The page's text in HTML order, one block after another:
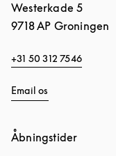
Westerkade 5
9718 AP Groningen
+31 50 312 7546
Email os
Åbningstider